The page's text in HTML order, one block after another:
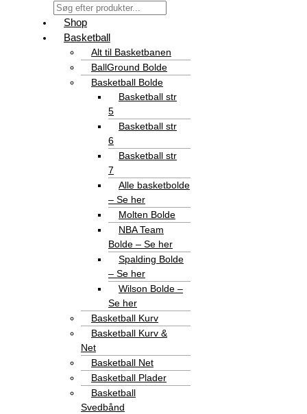
Shop
Basketball
Alt til Basketbanen
BallGround Bolde
Basketball Bolde
Basketball str
5
Basketball str
6
Basketball str
7
Alle basketbolde
– Se her
Molten Bolde
NBA Team
Bolde – Se her
Spalding Bolde
– Se her
Wilson Bolde –
Se her
Basketball Kurv
Basketball Kurv &
Net
Basketball Net
Basketball Plader
Basketball
Svedbånd